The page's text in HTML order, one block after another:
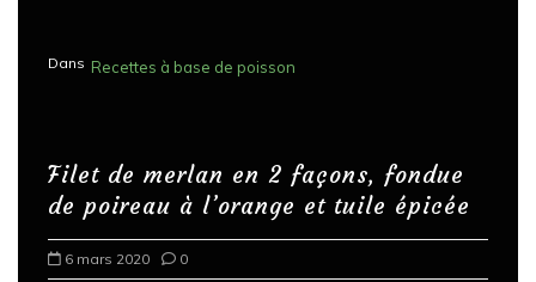
Dans Recettes à base de poisson
Filet de merlan en 2 façons, fondue
de poireau à l’orange et tuile épicée
6 mars 2020 0